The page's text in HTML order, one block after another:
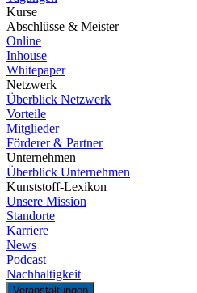
Kurse
Abschlüsse & Meister
Online
Inhouse
Whitepaper
Netzwerk
Überblick Netzwerk
Vorteile
Mitglieder
Förderer & Partner
Unternehmen
Überblick Unternehmen
Kunststoff-Lexikon
Unsere Mission
Standorte
Karriere
News
Podcast
Nachhaltigkeit
Veranstaltungen